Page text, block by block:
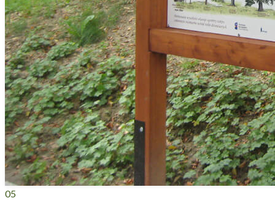
05